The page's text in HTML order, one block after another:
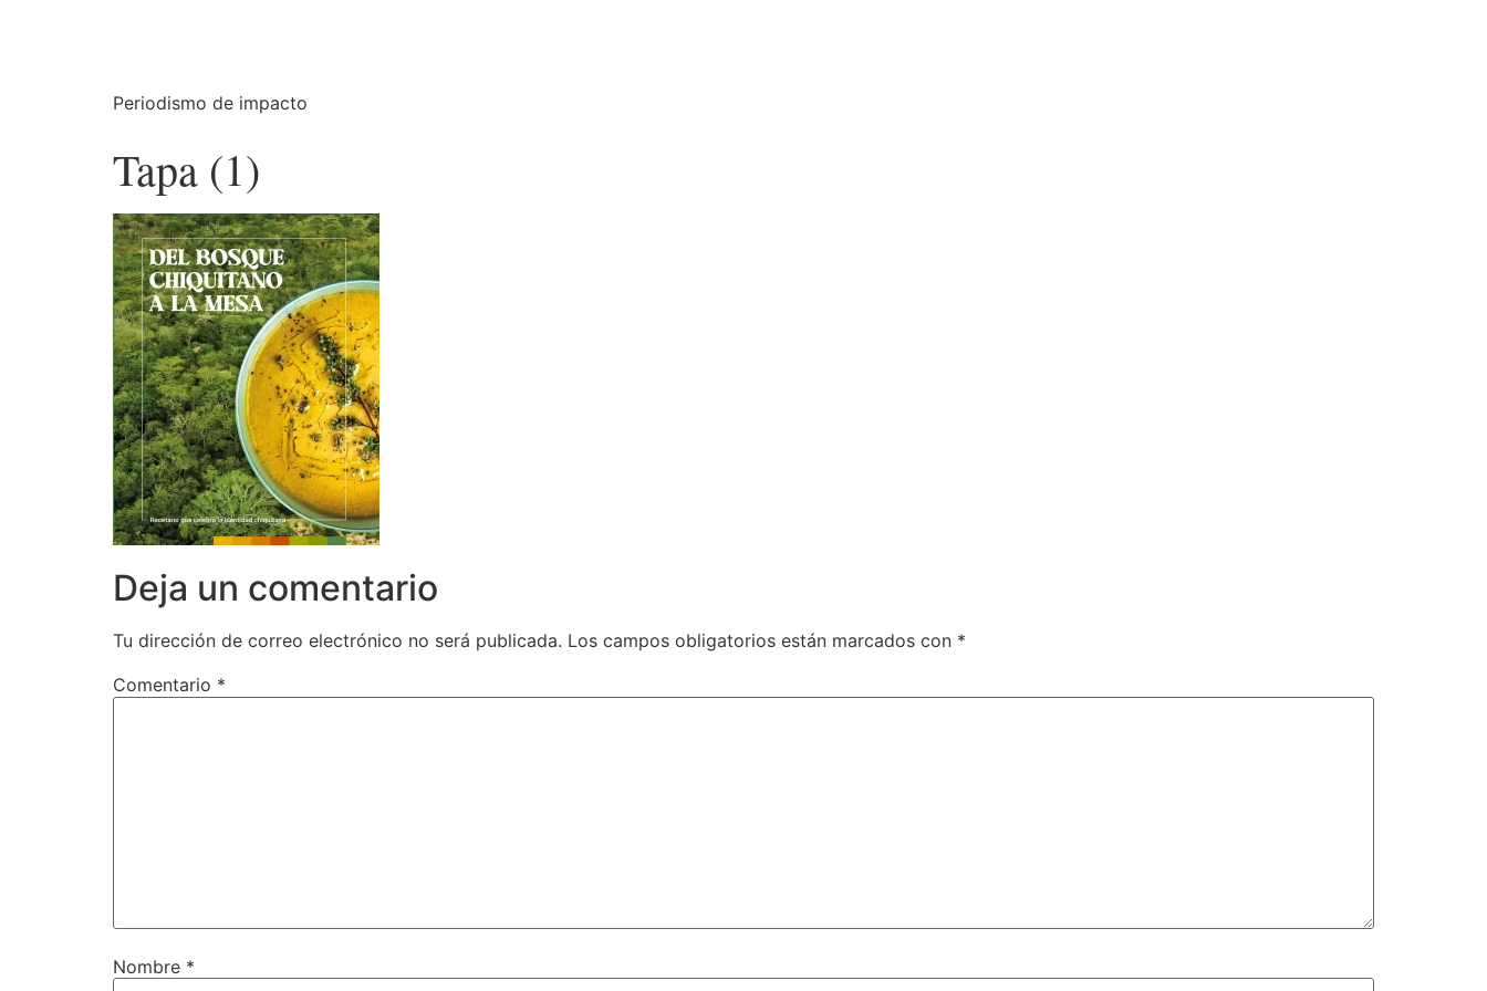
Periodismo de impacto
Tapa (1)
Deja un comentario
Tu dirección de correo electrónico no será publicada. Los campos obligatorios están marcados con *
Comentario *
Nombre *